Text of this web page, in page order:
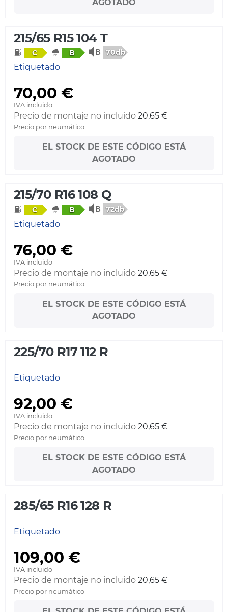
AGOTADO
215/65 R15 104 T
C B 70db
Etiquetado
70,00 €
IVA incluido
Precio de montaje no incluido 20,65 €
Precio por neumático
EL STOCK DE ESTE CÓDIGO ESTÁ
AGOTADO
215/70 R16 108 Q
C B 72db
Etiquetado
76,00 €
IVA incluido
Precio de montaje no incluido 20,65 €
Precio por neumático
EL STOCK DE ESTE CÓDIGO ESTÁ
AGOTADO
225/70 R17 112 R
Etiquetado
92,00 €
IVA incluido
Precio de montaje no incluido 20,65 €
Precio por neumático
EL STOCK DE ESTE CÓDIGO ESTÁ
AGOTADO
285/65 R16 128 R
Etiquetado
109,00 €
IVA incluido
Precio de montaje no incluido 20,65 €
Precio por neumático